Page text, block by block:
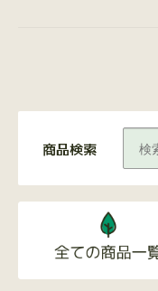
商品検索